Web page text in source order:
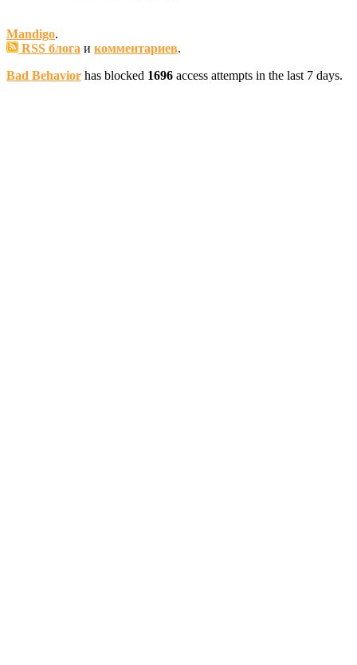
Mandigo.
RSS блога и комментариев.
Bad Behavior has blocked 1696 access attempts in the last 7 days.